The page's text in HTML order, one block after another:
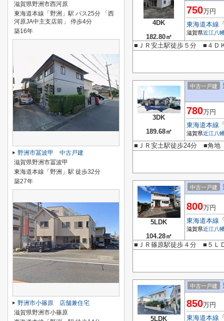
4DK
182.80㎡
750万円
東海道本線
滋賀県近江八
■ＪＲ安土駅徒歩５分 ■４
3DK
189.68㎡
中古一戸建
780万円
東海道本線
滋賀県近江八
■ＪＲ安土駅徒歩24分 ■角
5LDK
104.28㎡
中古一戸建
800万円
東海道本線
滋賀県近江八
■ＪＲ篠原駅徒歩４分 ■５Ｌ
5LDK
中古一戸建
850万円
東海道本線
滋賀県野洲市西河原
東海道本線「野洲」駅 バス25分 「西
河原JA中主支店前」 停歩4分
築16年
野洲市冨波甲 中古戸建
滋賀県野洲市冨波甲
東海道本線「野洲」駅 徒歩32分
築27年
野洲市小篠原 店舗兼住宅
滋賀県野洲市小篠原